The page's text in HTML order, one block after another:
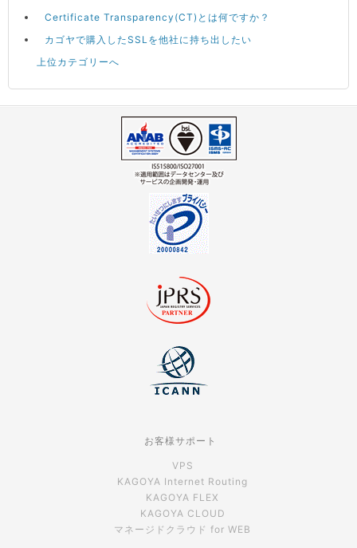
Certificate Transparency(CT)とは何ですか？
カゴヤで購入したSSLを他社に持ち出したい
上位カテゴリーへ
お客様サポート
VPS
KAGOYA Internet Routing
KAGOYA FLEX
KAGOYA CLOUD
マネージドクラウド for WEB